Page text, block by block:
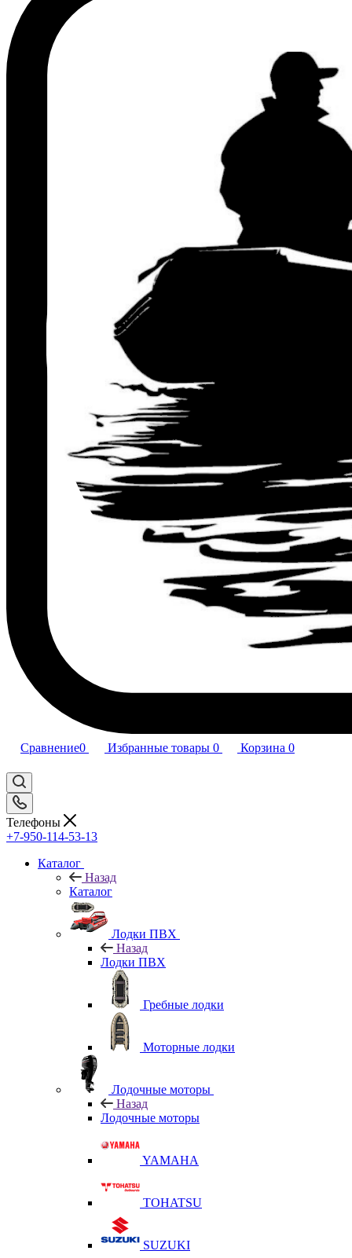
Сравнение0 Избранные товары 0 Корзина 0
Телефоны
+7-950-114-53-13
Каталог
Назад
Каталог
Лодки ПВХ
Назад
Лодки ПВХ
Гребные лодки
Моторные лодки
Лодочные моторы
Назад
Лодочные моторы
YAMAHA
TOHATSU
SUZUKI